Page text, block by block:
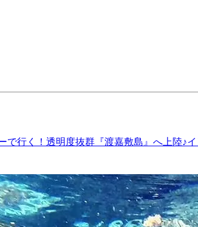
で行く！透明度抜群『渡嘉敷島』へ上陸♪